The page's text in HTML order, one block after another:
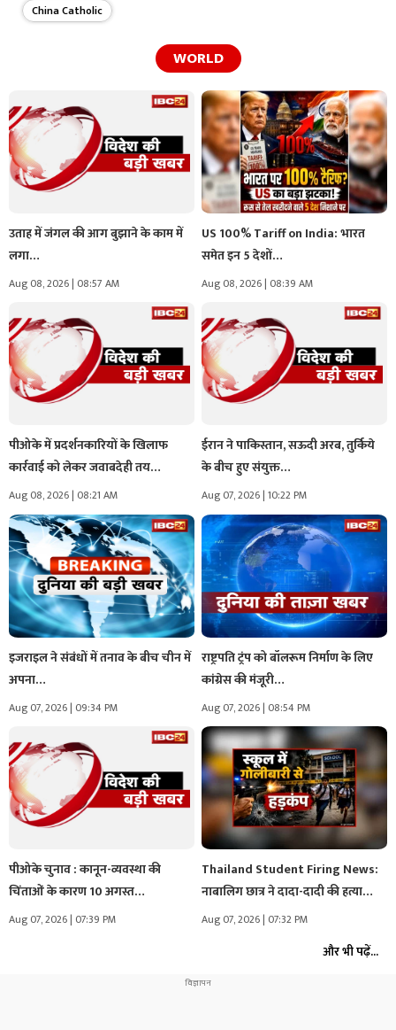
China Catholic
WORLD
उताह में जंगल की आग बुझाने के काम में
लगा…
Aug 08, 2026 | 08:57 AM
US 100% Tariff on India: भारत
समेत इन 5 देशों…
Aug 08, 2026 | 08:39 AM
पीओके में प्रदर्शनकारियों के खिलाफ
कार्रवाई को लेकर जवाबदेही तय…
Aug 08, 2026 | 08:21 AM
ईरान ने पाकिस्तान, सऊदी अरब, तुर्किये
के बीच हुए संयुक्त…
Aug 07, 2026 | 10:22 PM
इजराइल ने संबंधों में तनाव के बीच चीन में
अपना…
Aug 07, 2026 | 09:34 PM
राष्ट्रपति ट्रंप को बॉलरूम निर्माण के लिए
कांग्रेस की मंजूरी…
Aug 07, 2026 | 08:54 PM
पीओके चुनाव : कानून-व्यवस्था की
चिंताओं के कारण 10 अगस्त…
Aug 07, 2026 | 07:39 PM
Thailand Student Firing News:
नाबालिग छात्र ने दादा-दादी की हत्या…
Aug 07, 2026 | 07:32 PM
और भी पढ़ें...